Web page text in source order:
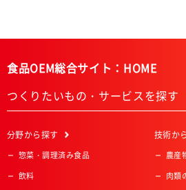
食品OEM総合サイト：HOME
つくりたいもの・サービスを探す
分野から探す
惣菜・調理済み食品
飲料
技術か
農産
肉類